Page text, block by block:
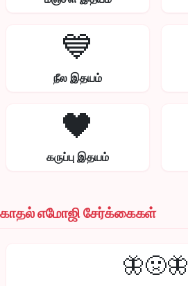
💙
நீல இதயம்
🖤
கருப்பு இதயம்
காதல் எமோஜி சேர்க்கைகள்
🦋🤢🦋